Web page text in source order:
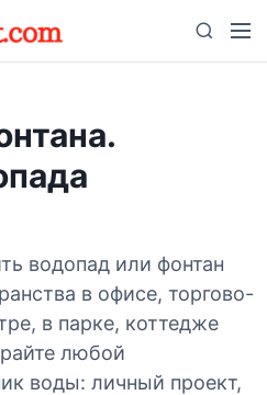
S
e
M
e
водопад или фонтан
в офисе, торгово-
в парке, коттедже
любой
воды: личный проект,